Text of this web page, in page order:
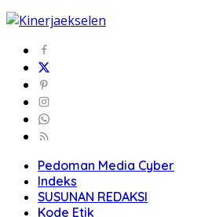
Pedoman Media Cyber
Indeks
SUSUNAN REDAKSI
Kode Etik